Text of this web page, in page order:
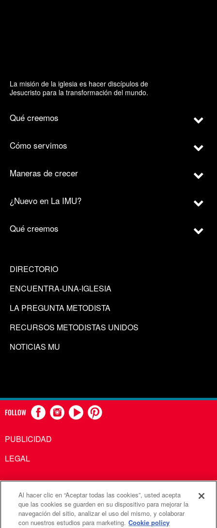
La misión de la iglesia es hacer discípulos de
Jesucristo para la transformación del mundo.
Qué creemos
Cómo servimos
Maneras de crecer
¿Nuevo en La IMU?
Qué creemos
DIRECTORIO
ENCUENTRA-UNA-IGLESIA
LA PREGUNTA METODISTA
RECURSOS METODISTAS UNIDOS
NOTICIAS MU
FOLLOW
PUBLICIDAD
LEGAL
Comunicaciones Metodistas Unidas es una agencia de la
Iglesia Metodista Unida
Al hacer clic en “Aceptar todas las cookies”, usted acepta
que las cookies se guarden en su dispositivo para mejorar la
navegación del sitio, analizar el uso del mismo, y colaborar
con nuestros estudios para marketing. Cookie policy